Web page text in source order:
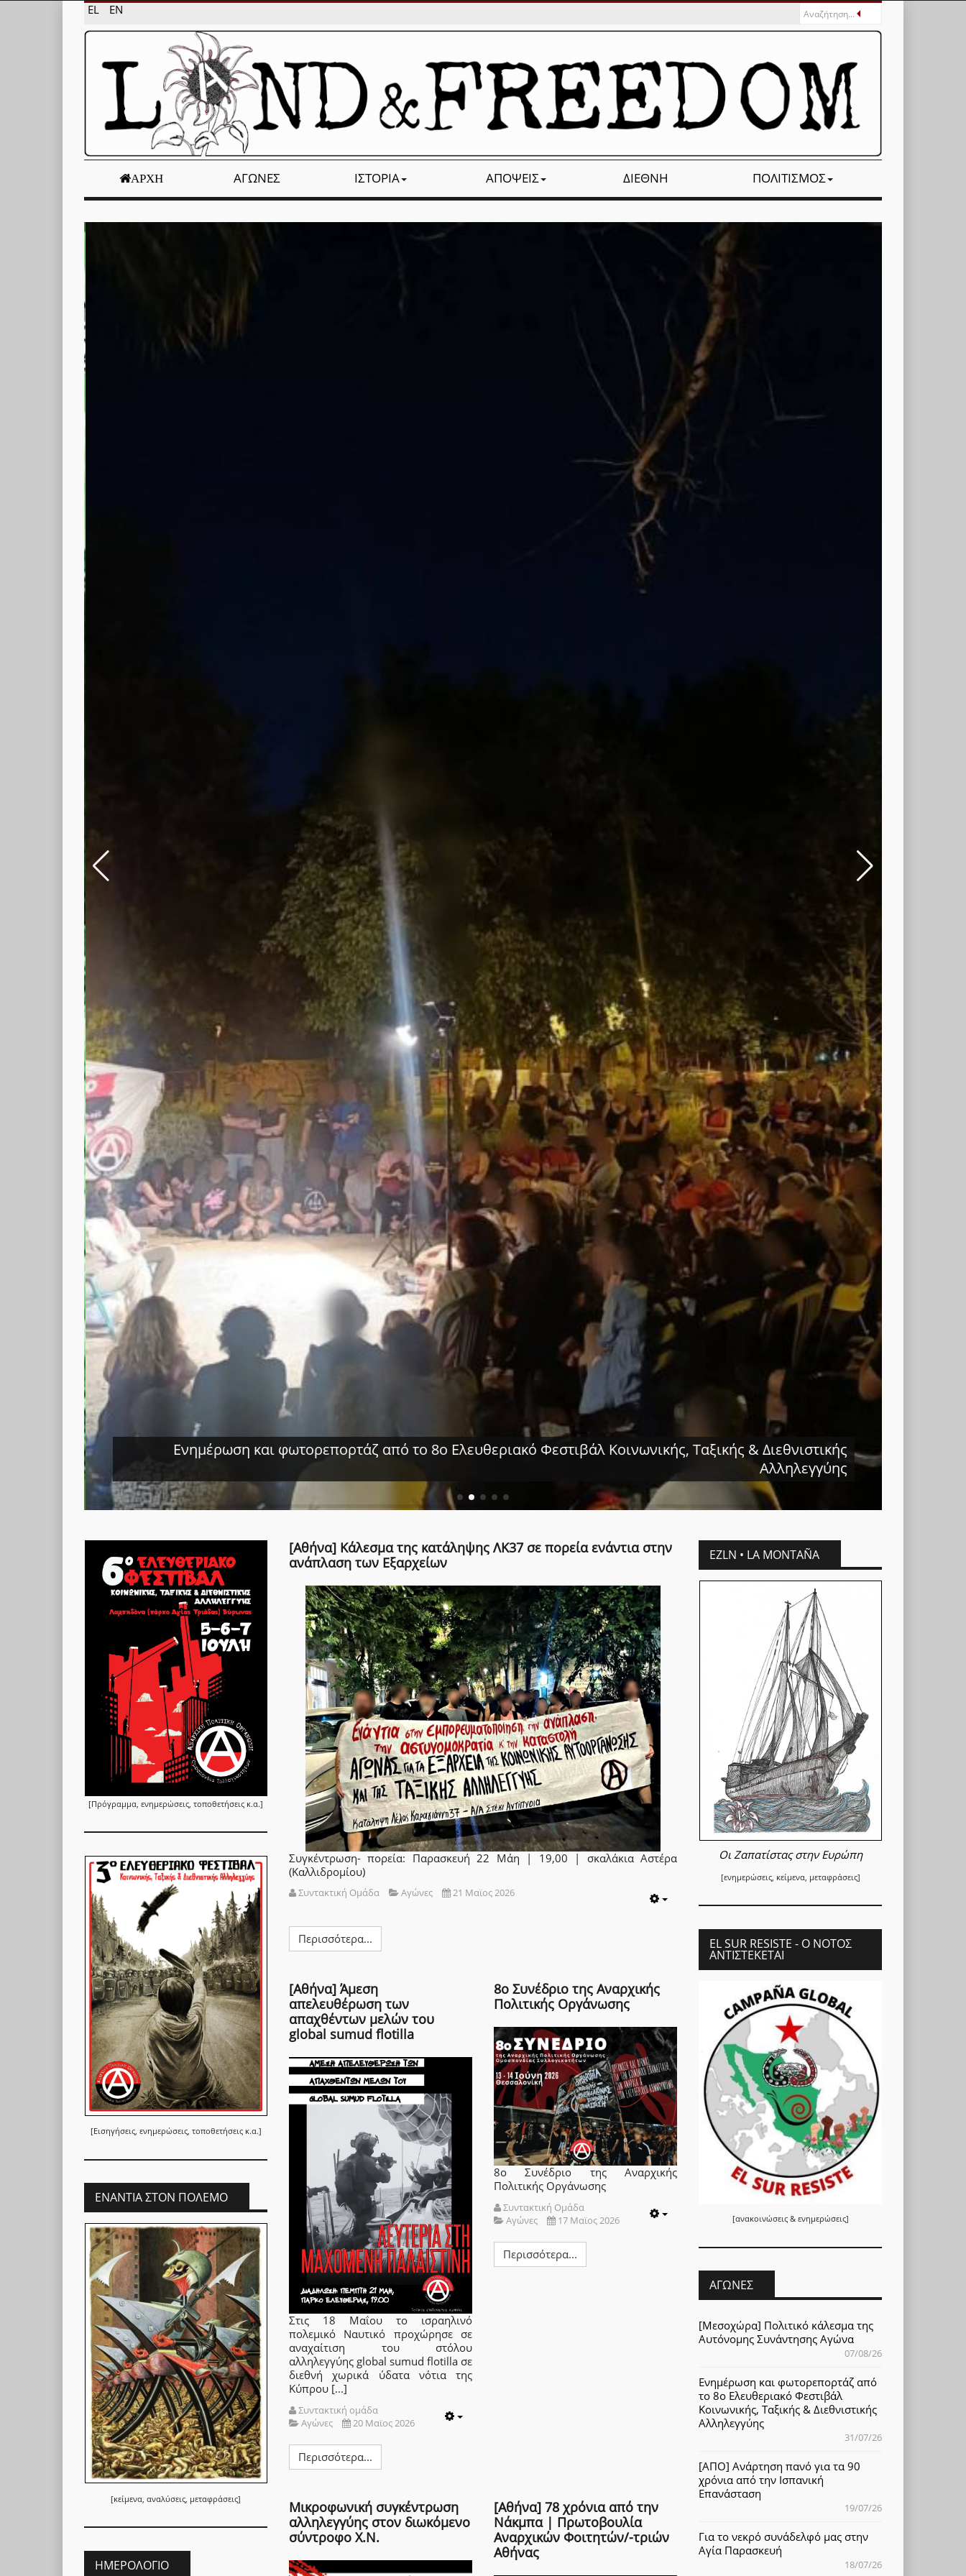
EL EN
ΑΡΧΉ ΑΓΏΝΕΣ ΙΣΤΟΡΊΑ ΑΠΌΨΕΙΣ ΔΙΕΘΝΉ ΠΟΛΙΤΙΣΜΌΣ
Ενημέρωση και φωτορεπορτάζ από το 8ο Ελευθεριακό Φεστιβάλ Κοινωνικής, Ταξικής & Διεθνιστικής
Αλληλεγγύης
[Αθήνα] Κάλεσμα της κατάληψης ΛΚ37 σε πορεία ενάντια στην
ανάπλαση των Εξαρχείων
Συγκέντρωση- πορεία: Παρασκευή 22 Μάη | 19,00 | σκαλάκια Αστέρα
(Καλλιδρομίου)
Συντακτική Ομάδα Αγώνες 21 Μαϊος 2026
Περισσότερα...
[Αθήνα] Άμεση
απελευθέρωση των
απαχθέντων μελών του
global sumud flotilla
Στις 18 Μαΐου το ισραηλινό
πολεμικό Ναυτικό προχώρησε σε
αναχαίτιση του στόλου
αλληλεγγύης global sumud flotilla σε
διεθνή χωρικά ύδατα νότια της
Κύπρου [...]
Συντακτική ομάδα
Αγώνες
20 Μαϊος 2026
Περισσότερα...
8ο Συνέδριο της Αναρχικής
Πολιτικής Οργάνωσης
8ο Συνέδριο της Αναρχικής
Πολιτικής Οργάνωσης
Συντακτική Ομάδα
Αγώνες
17 Μαϊος 2026
Περισσότερα...
Μικροφωνική συγκέντρωση
αλληλεγγύης στον διωκόμενο
σύντροφο Χ.Ν.
[Αθήνα] 78 χρόνια από την
Νάκμπα | Πρωτοβουλία
Αναρχικών Φοιτητών/-τριών
Αθήνας
[Πρόγραμμα, ενημερώσεις, τοποθετήσεις κ.α.]
[Εισηγήσεις, ενημερώσεις, τοποθετήσεις κ.α.]
ΕΝΆΝΤΙΑ ΣΤΟΝ ΠΌΛΕΜΟ
[κείμενα, αναλύσεις, μεταφράσεις]
ΗΜΕΡΟΛΌΓΙΟ
EZLN • LA MONTAÑA
Οι Ζαπατίστας στην Ευρώπη
[ενημερώσεις, κείμενα, μεταφράσεις]
EL SUR RESISTE - Ο ΝΌΤΟΣ
ΑΝΤΙΣΤΈΚΕΤΑΙ
[ανακοινώσεις & ενημερώσεις]
ΑΓΏΝΕΣ
[Μεσοχώρα] Πολιτικό κάλεσμα της
Αυτόνομης Συνάντησης Αγώνα
07/08/26
Ενημέρωση και φωτορεπορτάζ από
το 8ο Ελευθεριακό Φεστιβάλ
Κοινωνικής, Ταξικής & Διεθνιστικής
Αλληλεγγύης
31/07/26
[ΑΠΟ] Ανάρτηση πανό για τα 90
χρόνια από την Ισπανική
Επανάσταση
19/07/26
Για το νεκρό συνάδελφό μας στην
Αγία Παρασκευή
18/07/26